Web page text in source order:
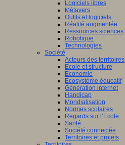
Logiciels libres
Métavers
Outils et logiciels
Réalité augmentée
Ressources sciences
Robotique
Technologies
Société
Acteurs des territoires
Ecole et structure
Economie
Ecosystème éducatif
Génération internet
Handicap
Mondialisation
Normes scolaires
Regards sur l’Ecole
Santé
Société connectée
Territoires et projets